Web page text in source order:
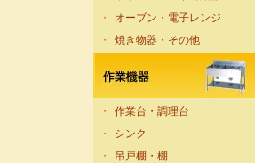
・
オーブン・電子レンジ
・
焼き物器・その他
・
作業台・調理台
・
シンク
・
吊戸棚・棚